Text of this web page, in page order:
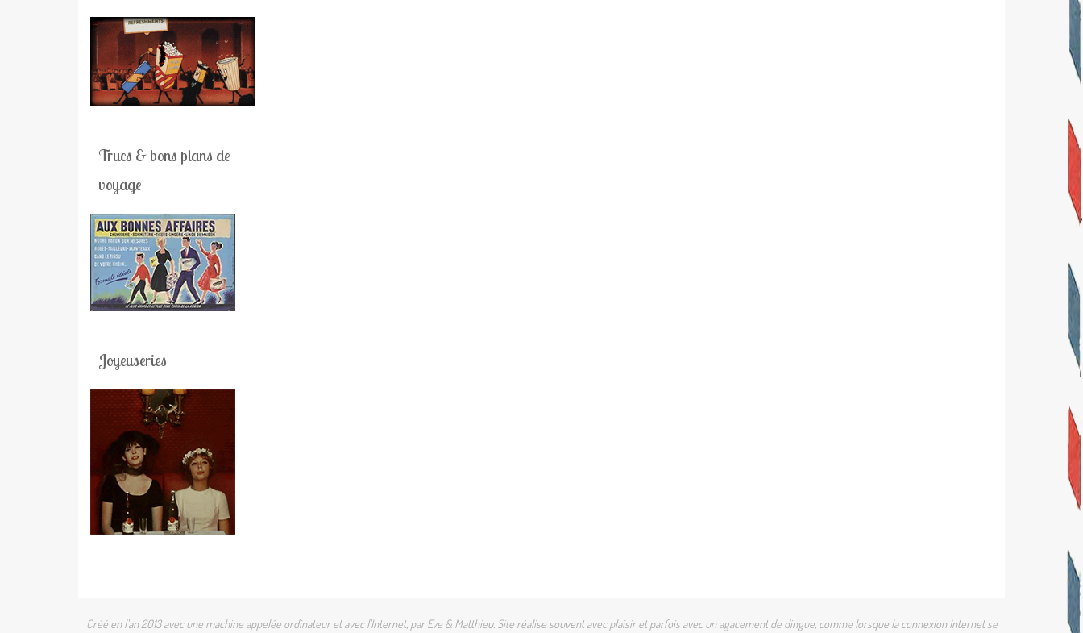
Trucs & bons plans de
voyage
Joyeuseries
Créé en l'an 2013 avec une machine appelée ordinateur et avec l'Internet, par Eve & Matthieu. Site réalise souvent avec plaisir et parfois avec un agacement de dingue, comme lorsque la connexion Internet se